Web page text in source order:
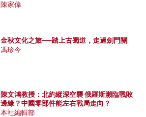
陳家偉
金秋文化之旅──踏上古蜀道，走過劍門關
馮珍今
陳文鴻教授：北約縱深空襲 俄羅斯瀕臨戰敗
邊緣？中國零部件能左右戰局走向？
本社編輯部